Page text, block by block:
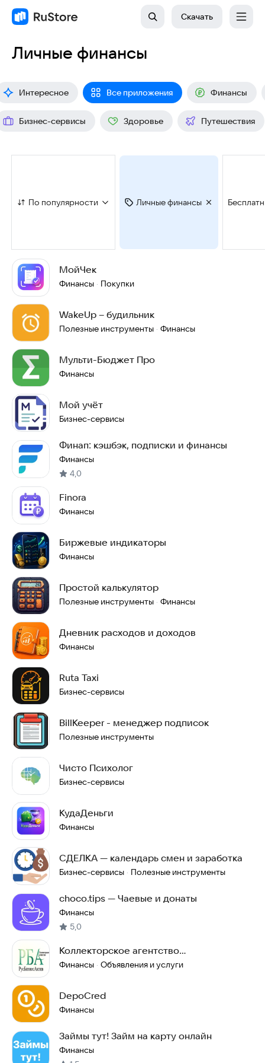
Скачать
Личные финансы
Интересное Все приложения Финансы
Бизнес-сервисы Здоровье Путешествия
По популярности Личные финансы
МойЧек
Финансы · Покупки
WakeUp – будильник
Полезные инструменты · Финансы
Мульти-Бюджет Про
Финансы
Мой учёт
Бизнес-сервисы
Финап: кэшбэк, подписки и финансы
Финансы
4,0
Finora
Финансы
Биржевые индикаторы
Финансы
Простой калькулятор
Полезные инструменты · Финансы
Дневник расходов и доходов
Финансы
Ruta Taxi
Бизнес-сервисы
BillKeeper - менеджер подписок
Полезные инструменты
Чисто Психолог
Бизнес-сервисы
КудаДеньги
Финансы
СДЕЛКА — календарь смен и заработка
Бизнес-сервисы · Полезные инструменты
choco.tips — Чаевые и донаты
Финансы
5,0
Коллекторское агентство
РусБизнесАктив Продай долг
Финансы · Объявления и услуги
DepoCred
Финансы
Займы тут! Займ на карту онлайн
Финансы